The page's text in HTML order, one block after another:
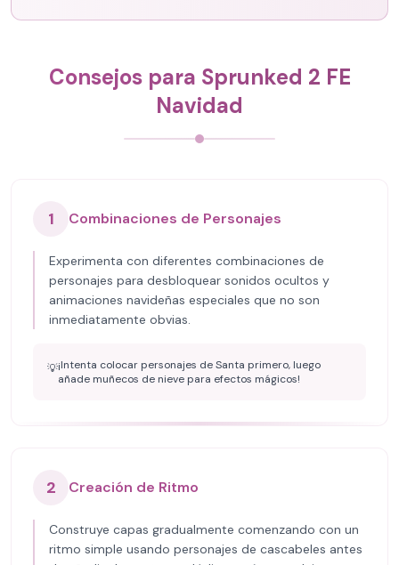
Consejos para Sprunked 2 FE
Navidad
1 Combinaciones de Personajes
Experimenta con diferentes combinaciones de
personajes para desbloquear sonidos ocultos y
animaciones navideñas especiales que no son
inmediatamente obvias.
💡¡Intenta colocar personajes de Santa primero, luego
añade muñecos de nieve para efectos mágicos!
2 Creación de Ritmo
Construye capas gradualmente comenzando con un
ritmo simple usando personajes de cascabeles antes